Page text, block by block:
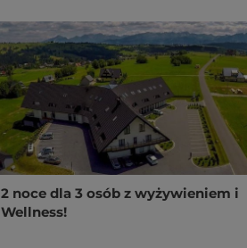
2 noce dla 3 osób z wyżywieniem i
Wellness!